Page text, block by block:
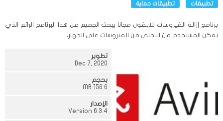
تطبيقات تطبيقات حماية
برنامج إزالة الفيروسات للايفون مجانا يبحث الجميع عن هذا البرنامج الرائع الذي
يمكن المستخدم من التخلص من الفيروسات على الجهاز،
تطوير
Dec 7, 2020
بحجم
156.6 MB
الإصدار
Version 6.3.4